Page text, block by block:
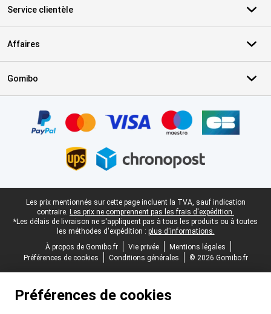
Service clientèle
Affaires
Gomibo
Pied-de-page légal
Les prix mentionnés sur cette page incluent la TVA, sauf indication
contraire. Les prix ne comprennent pas les frais d'expédition.
*Les délais de livraison ne s'appliquent pas à tous les produits ou à toutes
les méthodes d'expédition : plus d'informations.
À propos de Gomibo.fr
Vie privée
Mentions légales
Préférences de cookies
Conditions générales © 2026 Gomibo.fr
Préférences de cookies